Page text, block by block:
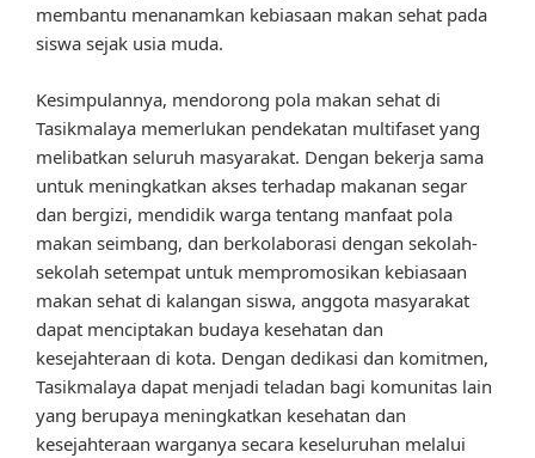
membantu menanamkan kebiasaan makan sehat pada
siswa sejak usia muda.
Kesimpulannya, mendorong pola makan sehat di
Tasikmalaya memerlukan pendekatan multifaset yang
melibatkan seluruh masyarakat. Dengan bekerja sama
untuk meningkatkan akses terhadap makanan segar
dan bergizi, mendidik warga tentang manfaat pola
makan seimbang, dan berkolaborasi dengan sekolah-
sekolah setempat untuk mempromosikan kebiasaan
makan sehat di kalangan siswa, anggota masyarakat
dapat menciptakan budaya kesehatan dan
kesejahteraan di kota. Dengan dedikasi dan komitmen,
Tasikmalaya dapat menjadi teladan bagi komunitas lain
yang berupaya meningkatkan kesehatan dan
kesejahteraan warganya secara keseluruhan melalui